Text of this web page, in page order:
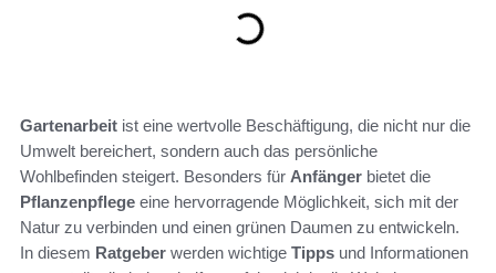
Gartenarbeit ist eine wertvolle Beschäftigung, die nicht nur die
Umwelt bereichert, sondern auch das persönliche
Wohlbefinden steigert. Besonders für Anfänger bietet die
Pflanzenpflege eine hervorragende Möglichkeit, sich mit der
Natur zu verbinden und einen grünen Daumen zu entwickeln.
In diesem Ratgeber werden wichtige Tipps und Informationen